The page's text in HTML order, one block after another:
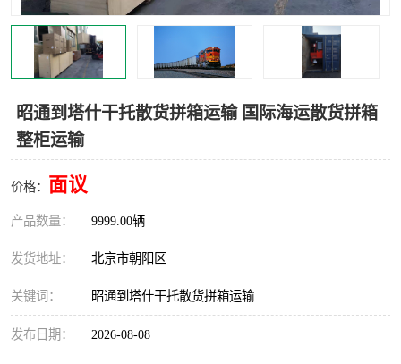
昭通到塔什干托散货拼箱运输 国际海运散货拼箱
整柜运输
价格： 面议
产品数量： 9999.00辆
发货地址： 北京市朝阳区
关键词： 昭通到塔什干托散货拼箱运输
发布日期： 2026-08-08